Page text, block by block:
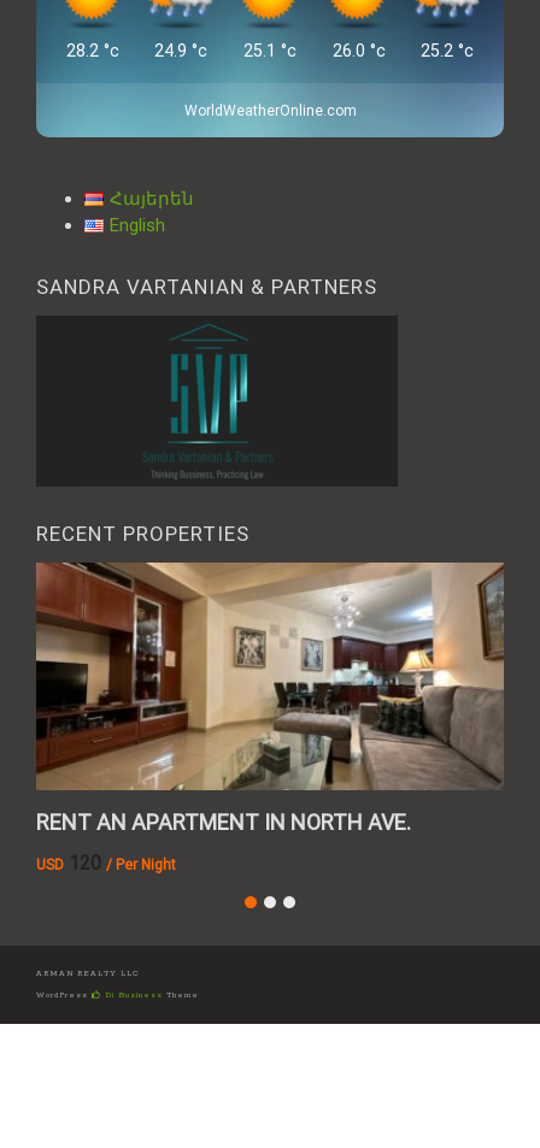
28.2 °c 24.9 °c 25.1 °c 26.0 °c 25.2 °c
WorldWeatherOnline.com
Հայերեն
English
SANDRA VARTANIAN & PARTNERS
RECENT PROPERTIES
RENT AN APARTMENT IN NORTH AVE.
USD 120 / Per Night
ARMAN REALTY LLC
WordPress Di Business Theme